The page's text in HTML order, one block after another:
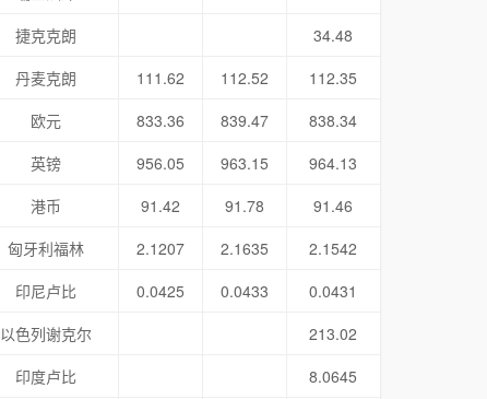
捷克克朗
34.48
丹麦克朗
111.62 112.52
112.35
欧元
833.36 839.47
838.34
英镑
956.05 963.15
964.13
港币
91.42 91.78
91.46
匈牙利福林
2.1207 2.1635
2.1542
印尼卢比
0.0425 0.0433
0.0431
以色列谢克尔
213.02
印度卢比
8.0645